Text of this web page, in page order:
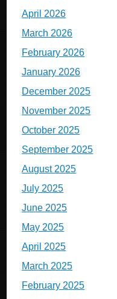
April 2026
March 2026
February 2026
January 2026
December 2025
November 2025
October 2025
September 2025
August 2025
July 2025
June 2025
May 2025
April 2025
March 2025
February 2025